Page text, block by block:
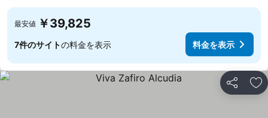
最安値 ￥39,825
7件のサイトの料金を表示 料金を表示
シェア お